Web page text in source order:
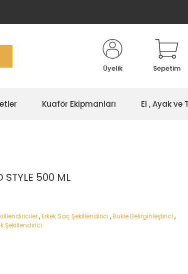
Üyelik Sepetim
Kuaför Ekipmanları El , Ayak ve
STYLE 500 ML
,Erkek Saç Şekillendirici ,Bukle Belirginleştirici ,
Şekillendirici